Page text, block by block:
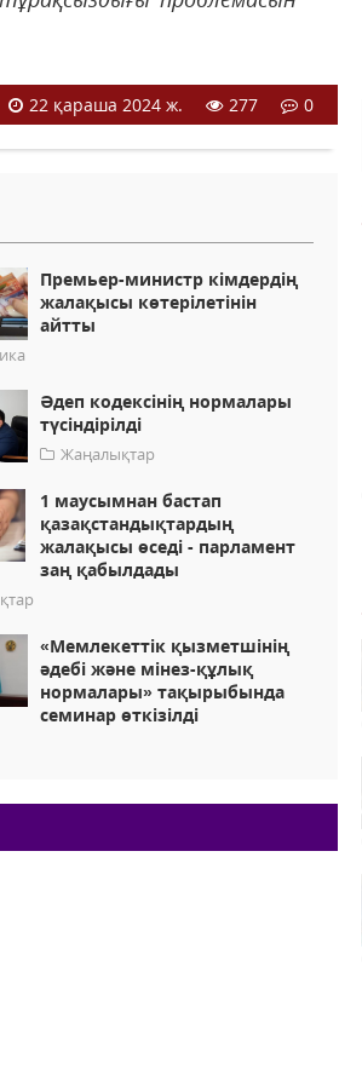
22 қараша 2024 ж. 277 0
Премьер-министр кімдердің
жалақысы көтерілетінін
айтты
Әдеп кодексінің нормалары
түсіндірілді
Жаңалықтар
1 маусымнан бастап
қазақстандықтардың
жалақысы өседі - парламент
заң қабылдады
«Мемлекеттік қызметшінің
әдебі және мінез-құлық
нормалары» тақырыбында
семинар өткізілді